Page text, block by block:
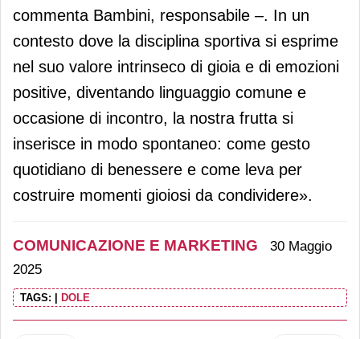
commenta Bambini, responsabile –. In un
contesto dove la disciplina sportiva si esprime
nel suo valore intrinseco di gioia e di emozioni
positive, diventando linguaggio comune e
occasione di incontro, la nostra frutta si
inserisce in modo spontaneo: come gesto
quotidiano di benessere e come leva per
costruire momenti gioiosi da condividere».
COMUNICAZIONE E MARKETING
30 Maggio
2025
TAGS: DOLE